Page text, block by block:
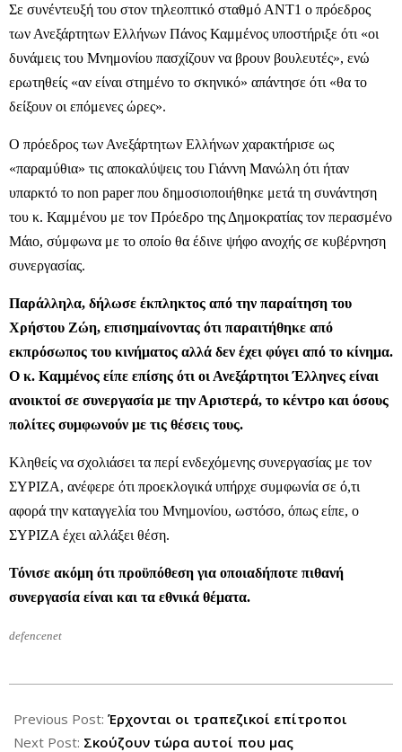
Σε συνέντευξή του στον τηλεοπτικό σταθμό ΑΝΤ1 o πρόεδρος
των Ανεξάρτητων Ελλήνων Πάνος Καμμένος υποστήριξε ότι «οι
δυνάμεις του Μνημονίου πασχίζουν να βρουν βουλευτές», ενώ
ερωτηθείς «αν είναι στημένο το σκηνικό» απάντησε ότι «θα το
δείξουν οι επόμενες ώρες».
Ο πρόεδρος των Ανεξάρτητων Ελλήνων χαρακτήρισε ως
«παραμύθια» τις αποκαλύψεις του Γιάννη Μανώλη ότι ήταν
υπαρκτό το non paper που δημοσιοποιήθηκε μετά τη συνάντηση
του κ. Καμμένου με τον Πρόεδρο της Δημοκρατίας τον περασμένο
Μάιο, σύμφωνα με το οποίο θα έδινε ψήφο ανοχής σε κυβέρνηση
συνεργασίας.
Παράλληλα, δήλωσε έκπληκτος από την παραίτηση του
Χρήστου Ζώη, επισημαίνοντας ότι παραιτήθηκε από
εκπρόσωπος του κινήματος αλλά δεν έχει φύγει από το κίνημα.
Ο κ. Καμμένος είπε επίσης ότι οι Ανεξάρτητοι Έλληνες είναι
ανοικτοί σε συνεργασία με την Αριστερά, το κέντρο και όσους
πολίτες συμφωνούν με τις θέσεις τους.
Κληθείς να σχολιάσει τα περί ενδεχόμενης συνεργασίας με τον
ΣΥΡΙΖΑ, ανέφερε ότι προεκλογικά υπήρχε συμφωνία σε ό,τι
αφορά την καταγγελία του Μνημονίου, ωστόσο, όπως είπε, ο
ΣΥΡΙΖΑ έχει αλλάξει θέση.
Τόνισε ακόμη ότι προϋπόθεση για οποιαδήποτε πιθανή
συνεργασία είναι και τα εθνικά θέματα.
defencenet
12-
12
Previous Post: Έρχονται οι τραπεζικοί επίτροποι
Next Post: Σκούζουν τώρα αυτοί που μας